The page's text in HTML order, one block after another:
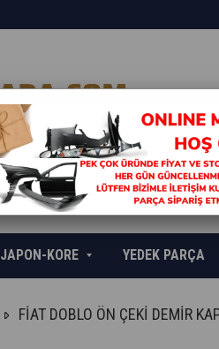
JAPON-KORE YEDEK PARÇA
FİAT DOBLO ÖN ÇEKİ DEMİR